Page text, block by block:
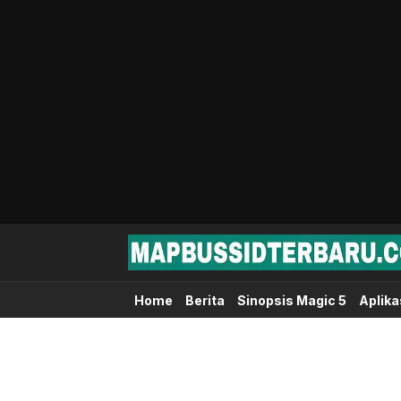
Map Bussid Terbaru
MapBussidTerbaru.com | Pusat
Home Berita Sinopsis Magic 5